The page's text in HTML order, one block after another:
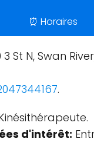
⏰ Horaires
3 St N, Swan
.
d'intérêt: